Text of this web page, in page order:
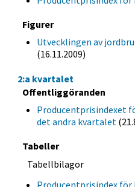
Figurer
Utvecklingen av
(16.11.2009)
2:a kvartalet
Offentliggöranden
Producentprisindexet
det andra kvartalet
Tabeller
Tabellbilagor